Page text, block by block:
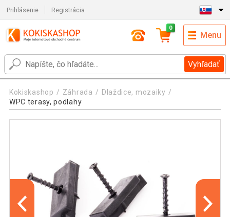
Prihlásenie Registrácia
Vyhľadať
0
Menu
Kokiskashop Záhrada
Dlaždice, mozaiky
WPC terasy, podlahy